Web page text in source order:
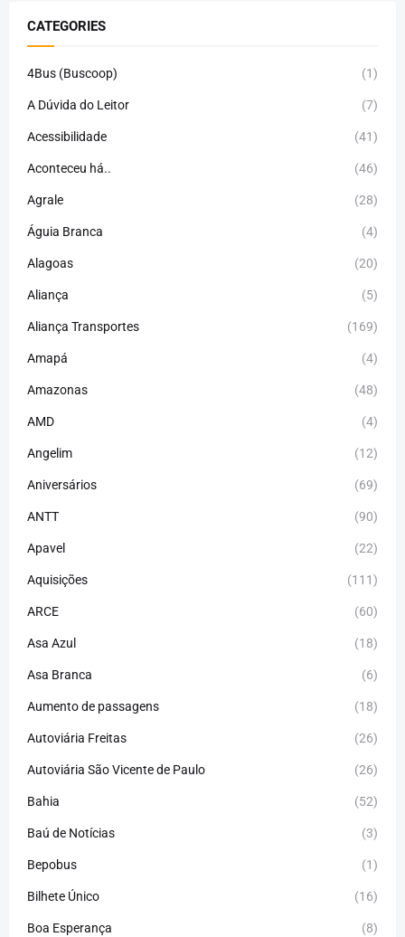
CATEGORIES
4Bus (Buscoop) (1)
A Dúvida do Leitor (7)
Acessibilidade (41)
Aconteceu há.. (46)
Agrale (28)
Águia Branca (4)
Alagoas (20)
Aliança (5)
Aliança Transportes (169)
Amapá (4)
Amazonas (48)
AMD (4)
Angelim (12)
Aniversários (69)
ANTT (90)
Apavel (22)
Aquisições (111)
ARCE (60)
Asa Azul (18)
Asa Branca (6)
Aumento de passagens (18)
Autoviária Freitas (26)
Autoviária São Vicente de Paulo (26)
Bahia (52)
Baú de Notícias (3)
Bepobus (1)
Bilhete Único (16)
Boa Esperança (8)